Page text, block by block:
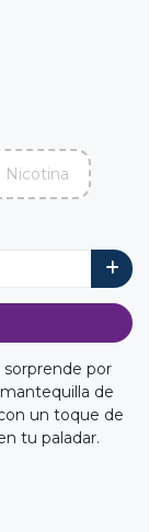
Nicotina
sorprende por
de
un toque de
tu paladar.